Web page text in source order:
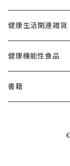
雑貨
エコベーダ
健康生活関連
健康生活関連雑貨
健康機能性食品
書籍